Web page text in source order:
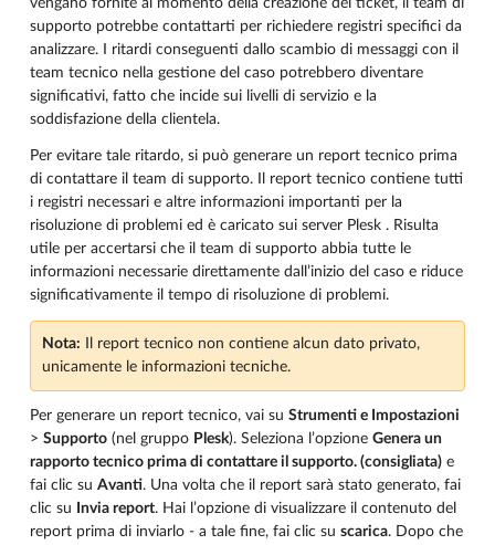
vengano fornite al momento della creazione del ticket, il team di
supporto potrebbe contattarti per richiedere registri specifici da
analizzare. I ritardi conseguenti dallo scambio di messaggi con il
team tecnico nella gestione del caso potrebbero diventare
significativi, fatto che incide sui livelli di servizio e la
soddisfazione della clientela.
Per evitare tale ritardo, si può generare un report tecnico prima
di contattare il team di supporto. Il report tecnico contiene tutti
i registri necessari e altre informazioni importanti per la
risoluzione di problemi ed è caricato sui server Plesk . Risulta
utile per accertarsi che il team di supporto abbia tutte le
informazioni necessarie direttamente dall’inizio del caso e riduce
significativamente il tempo di risoluzione di problemi.
Nota: Il report tecnico non contiene alcun dato privato,
unicamente le informazioni tecniche.
Per generare un report tecnico, vai su Strumenti e Impostazioni
> Supporto (nel gruppo Plesk). Seleziona l’opzione Genera un
rapporto tecnico prima di contattare il supporto. (consigliata) e
fai clic su Avanti. Una volta che il report sarà stato generato, fai
clic su
Invia report. Hai l’opzione di visualizzare il contenuto del
report prima di inviarlo - a tale fine, fai clic su scarica. Dopo che